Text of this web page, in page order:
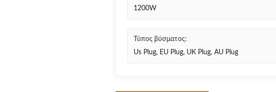
1200W
Τύπος βύσματος:
Us Plug, EU Plug, UK Plug, AU Plug